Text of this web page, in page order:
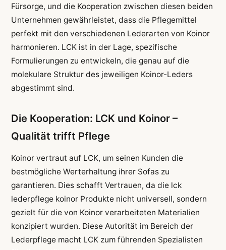
Fürsorge, und die Kooperation zwischen diesen beiden
Unternehmen gewährleistet, dass die Pflegemittel
perfekt mit den verschiedenen Lederarten von Koinor
harmonieren. LCK ist in der Lage, spezifische
Formulierungen zu entwickeln, die genau auf die
molekulare Struktur des jeweiligen Koinor-Leders
abgestimmt sind.
Die Kooperation: LCK und Koinor –
Qualität trifft Pflege
Koinor vertraut auf LCK, um seinen Kunden die
bestmögliche Werterhaltung ihrer Sofas zu
garantieren. Dies schafft Vertrauen, da die lck
lederpflege koinor Produkte nicht universell, sondern
gezielt für die von Koinor verarbeiteten Materialien
konzipiert wurden. Diese Autorität im Bereich der
Lederpflege macht LCK zum führenden Spezialisten